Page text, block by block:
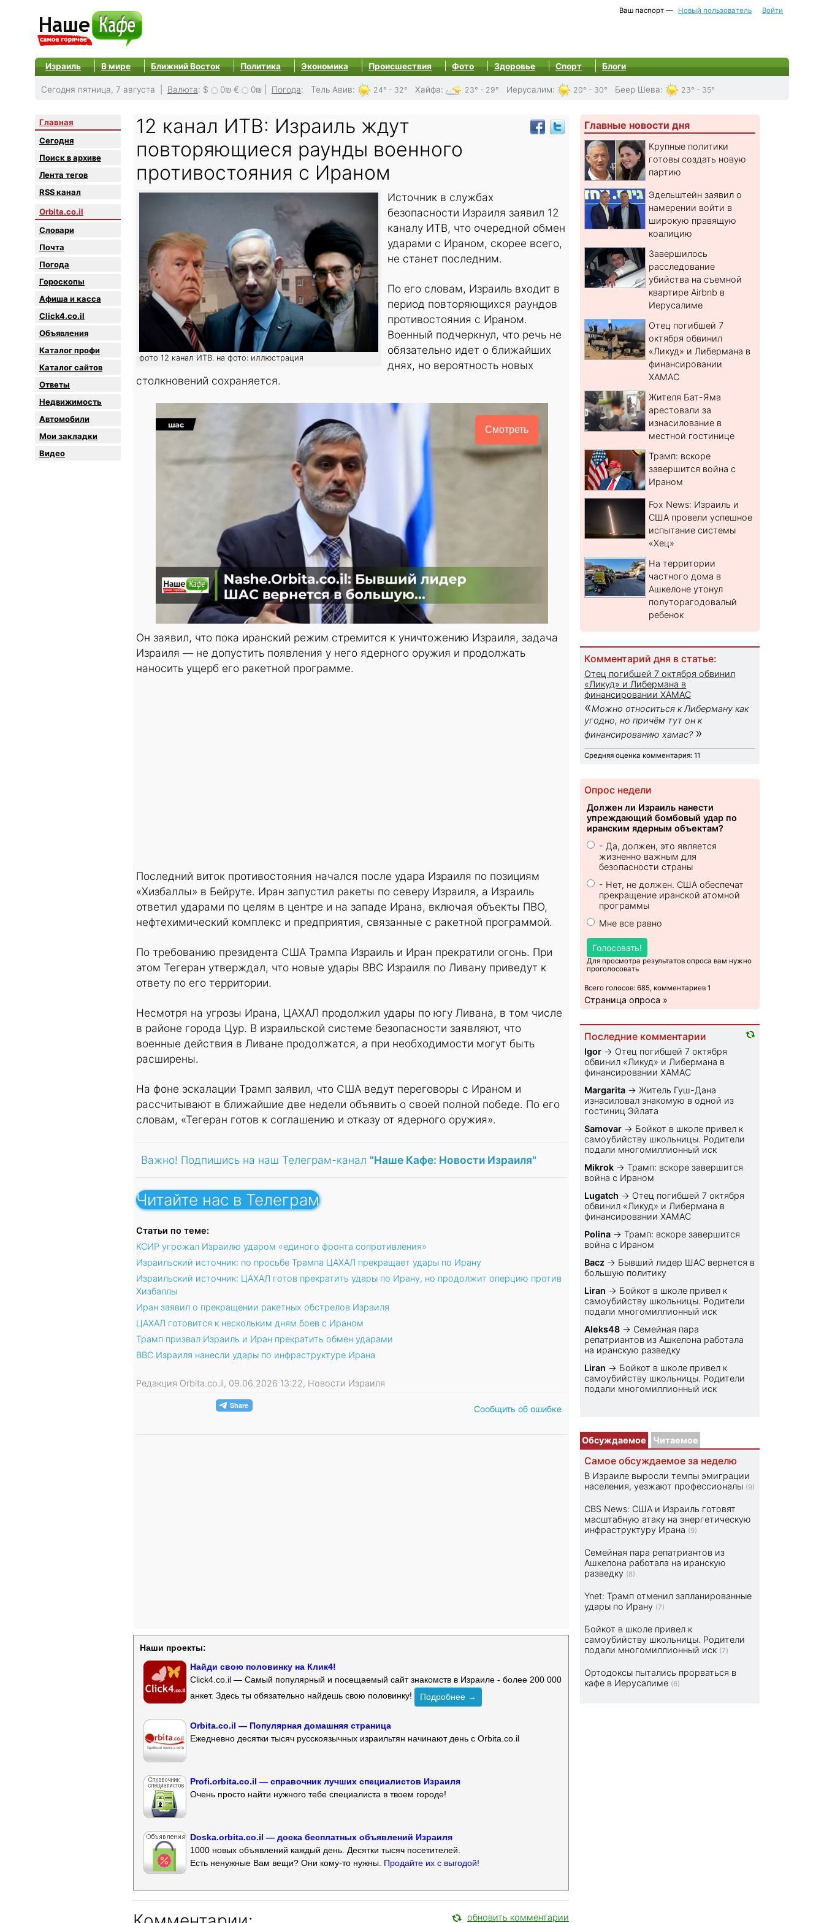
Ваш паспорт — Новый пользователь Войти
Израиль В мире Ближний Восток Политика Экономика Происшествия Фото Здоровье Спорт Блоги
Сегодня пятница, 7 августа | Валюта: $ 0₪ € 0₪ Погода: Тель Авив: 24° - 32° Хайфа: 23° - 29° Иерусалим: 20° - 30° Беер Шева: 23° - 35°
Главная
Сегодня
Поиск в архиве
Лента тегов
RSS канал
Orbita.co.il
Словари
Почта
Погода
Гороскопы
Афиша и касса
Click4.co.il
Объявления
Каталог профи
Каталог сайтов
Oтветы
Недвижимость
Автомобили
Мои закладки
Видео
12 канал ИТВ: Израиль ждут
повторяющиеся раунды военного
противостояния с Ираном
фото 12 канал ИТВ. на фото: иллюстрация
Источник в службах
безопасности Израиля заявил 12
каналу ИТВ, что очередной обмен
ударами с Ираном, скорее всего,
не станет последним.
По его словам, Израиль входит в
период повторяющихся раундов
противостояния с Ираном.
Военный подчеркнул, что речь не
обязательно идет о ближайших
днях, но вероятность новых
столкновений сохраняется.
Смотреть
Он заявил, что пока иранский режим стремится к уничтожению Израиля, задача
Израиля — не допустить появления у него ядерного оружия и продолжать
наносить ущерб его ракетной программе.
Последний виток противостояния начался после удара Израиля по позициям
«Хизбаллы» в Бейруте. Иран запустил ракеты по северу Израиля, а Израиль
ответил ударами по целям в центре и на западе Ирана, включая объекты ПВО,
нефтехимический комплекс и предприятия, связанные с ракетной программой.
По требованию президента США Трампа Израиль и Иран прекратили огонь. При
этом Тегеран утверждал, что новые удары ВВС Израиля по Ливану приведут к
ответу по его территории.
Несмотря на угрозы Ирана, ЦАХАЛ продолжил удары по югу Ливана, в том числе
в районе города Цур. В израильской системе безопасности заявляют, что
военные действия в Ливане продолжатся, а при необходимости могут быть
расширены.
На фоне эскалации Трамп заявил, что США ведут переговоры с Ираном и
рассчитывают в ближайшие две недели объявить о своей полной победе. По его
словам, «Тегеран готов к соглашению и отказу от ядерного оружия».
Важно! Подпишись на наш Телеграм-канал "Наше Кафе: Новости Израиля"
Читайте нас в Телеграм
Статьи по теме:
КСИР угрожал Израилю ударом «единого фронта сопротивления»
Израильский источник: по просьбе Трампа ЦАХАЛ прекращает удары по Ирану
Израильский источник: ЦАХАЛ готов прекратить удары по Ирану, но продолжит оперцию против
Хизбаллы
Иран заявил о прекращении ракетных обстрелов Израиля
ЦАХАЛ готовится к нескольким дням боев с Ираном
Трамп призвал Израиль и Иран прекратить обмен ударами
ВВС Израиля нанесли удары по инфраструктуре Ирана
Редакция Orbita.co.il, 09.06.2026 13:22, Новости Израиля
Сообщить об ошибке
Наши проекты:
Найди свою половинку на Клик4!
Click4.co.il — Самый популярный и посещаемый сайт знакомств в Израиле - более 200 000
анкет. Здесь ты обязательно найдешь свою половинку!
Подробнее →
Orbita.co.il — Популярная домашняя страница
Ежедневно десятки тысяч русскоязычных израильтян начинают день с Orbita.co.il
Profi.orbita.co.il — справочник лучших специалистов Израиля
Очень просто найти нужного тебе специалиста в твоем городе!
Doska.orbita.co.il — доска бесплатных объявлений Израиля
1000 новых объявлений каждый день. Десятки тысяч посетителей.
Есть ненужные Вам вещи? Они кому-то нужны. Продайте их с выгодой!
обновить комментарии
Главные новости дня
Крупные политики
готовы создать новую
партию
Эдельштейн заявил о
намерении войти в
широкую правящую
коалицию
Завершилось
расследование
убийства на съемной
квартире Airbnb в
Иерусалиме
Отец погибшей 7
октября обвинил
«Ликуд» и Либермана в
финансировании
ХАМАС
Жителя Бат-Яма
арестовали за
изнасилование в
местной гостинице
Трамп: вскоре
завершится война с
Ираном
Fox News: Израиль и
США провели успешное
испытание системы
«Хец»
На территории
частного дома в
Ашкелоне утонул
полуторагодовалый
ребенок
Комментарий дня в статье:
Отец погибшей 7 октября обвинил
«Ликуд» и Либермана в
финансировании ХАМАС
«Можно относиться к Либерману как
угодно, но причём тут он к
финансированию хамас? »
Средняя оценка комментария: 11
Опрос недели
Должен ли Израиль нанести
упреждающий бомбовый удар по
иранским ядерным объектам?
- Да, должен, это является
жизненно важным для
безопасности страны
- Нет, не должен. США обеспечат
прекращение иранской атомной
программы
Мне все равно
Голосовать!
Для просмотра результатов опроса вам нужно
проголосовать
Всего голосов: 685, комментариев 1
Страница опроса »
Последние комментарии
Igor → Отец погибшей 7 октября
обвинил «Ликуд» и Либермана в
финансировании ХАМАС
Margarita → Житель Гуш-Дана
изнасиловал знакомую в одной из
гостиниц Эйлата
Samovar → Бойкот в школе привел к
самоубийству школьницы. Родители
подали многомиллионный иск
Mikrok →Трамп: вскоре завершится
война с Ираном
Lugatch → Отец погибшей 7 октября
обвинил «Ликуд» и Либермана в
финансировании ХАМАС
Polina →Трамп: вскоре завершится
война с Ираном
Bacz → Бывший лидер ШАС вернется в
большую политику
Liran → Бойкот в школе привел к
самоубийству школьницы. Родители
подали многомиллионный иск
Aleks48 → Семейная пара
репатриантов из Ашкелона работала
на иранскую разведку
Liran → Бойкот в школе привел к
самоубийству школьницы. Родители
подали многомиллионный иск
Обсуждаемое Читаемое
Самое обсуждаемое за неделю
В Израиле выросли темпы эмиграции
населения, уезжают профессионалы (9)
CBS News: США и Израиль готовят
масштабную атаку на энергетическую
инфраструктуру Ирана (9)
Семейная пара репатриантов из
Ашкелона работала на иранскую
разведку (8)
Ynet: Трамп отменил запланированные
удары по Ирану (7)
Бойкот в школе привел к
самоубийству школьницы. Родители
подали многомиллионный иск (7)
Ортодоксы пытались прорваться в
кафе в Иерусалиме (6)